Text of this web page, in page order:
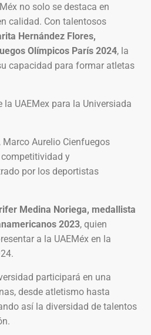
no solo se destaca en
calidad. Con talentosos
Hernández Flores,
Olímpicos París 2024, la
capacidad para formar atletas
Marco Aurelio Cienfuegos
competitividad y
por los deportistas
Medina Noriega, medallista
2023, quien
a la UAEMéx en la
participará en una
desde atletismo hasta
así la diversidad de talentos